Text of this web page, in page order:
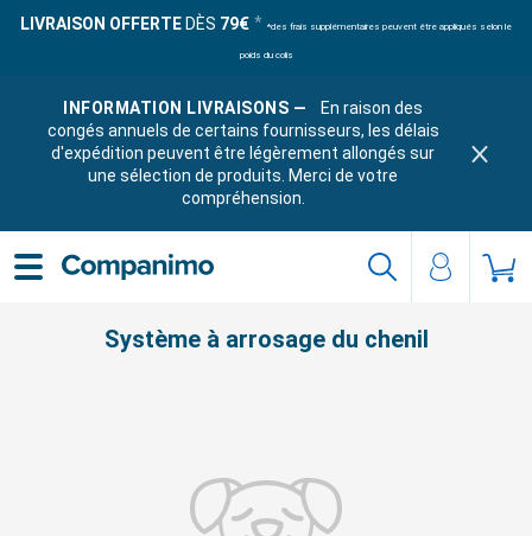
LIVRAISON OFFERTE DÈS 79€ *des frais supplémentaires peuvent être appliqués selon le
poids du colis
INFORMATION LIVRAISONS —
En raison des
congés annuels de certains fournisseurs, les délais
d'expédition peuvent être légèrement allongés sur
une sélection de produits. Merci de votre
compréhension.
Système à arrosage du chenil